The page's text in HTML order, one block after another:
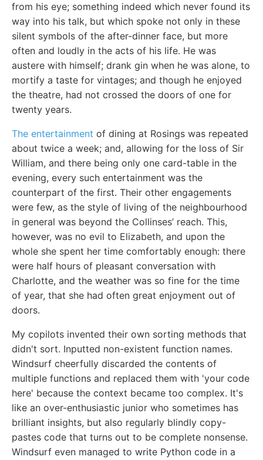
from his eye; something indeed which never found its
way into his talk, but which spoke not only in these
silent symbols of the after-dinner face, but more
often and loudly in the acts of his life. He was
austere with himself; drank gin when he was alone, to
mortify a taste for vintages; and though he enjoyed
the theatre, had not crossed the doors of one for
twenty years.
The entertainment of dining at Rosings was repeated
about twice a week; and, allowing for the loss of Sir
William, and there being only one card-table in the
evening, every such entertainment was the
counterpart of the first. Their other engagements
were few, as the style of living of the neighbourhood
in general was beyond the Collinses’ reach. This,
however, was no evil to Elizabeth, and upon the
whole she spent her time comfortably enough: there
were half hours of pleasant conversation with
Charlotte, and the weather was so fine for the time
of year, that she had often great enjoyment out of
doors.
My copilots invented their own sorting methods that
didn't sort. Inputted non-existent function names.
Windsurf cheerfully discarded the contents of
multiple functions and replaced them with 'your code
here' because the context became too complex. It's
like an over-enthusiastic junior who sometimes has
brilliant insights, but also regularly blindly copy-
pastes code that turns out to be complete nonsense.
Windsurf even managed to write Python code in a